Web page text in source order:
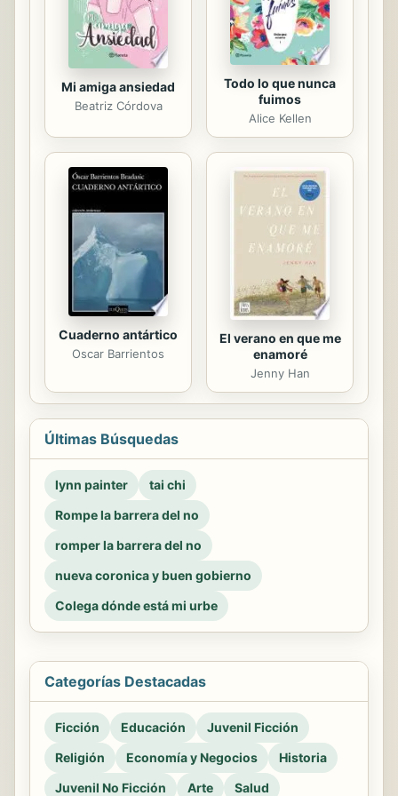
Mi amiga ansiedad
Beatriz Córdova
Todo lo que nunca
fuimos
Alice Kellen
Cuaderno antártico
Oscar Barrientos
El verano en que me
enamoré
Jenny Han
Últimas Búsquedas
lynn painter
tai chi
Rompe la barrera del no
romper la barrera del no
nueva coronica y buen gobierno
Colega dónde está mi urbe
Categorías Destacadas
Ficción Educación
Juvenil Ficción
Religión
Economía y Negocios
Historia
Juvenil No Ficción
Arte Salud